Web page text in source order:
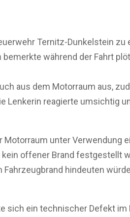
Ternitz-Dunkelstein
während der Fahrt
aus dem Motorraum aus,
Lenkerin reagierte umsichtig
unter Verwendung
offener Brand festgestellt
hindeuten
sich ein technischer Defekt im